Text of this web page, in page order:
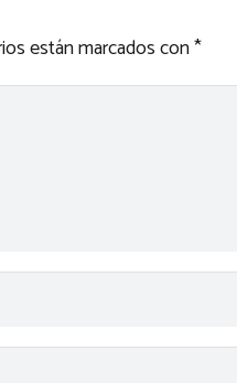
están marcados con*